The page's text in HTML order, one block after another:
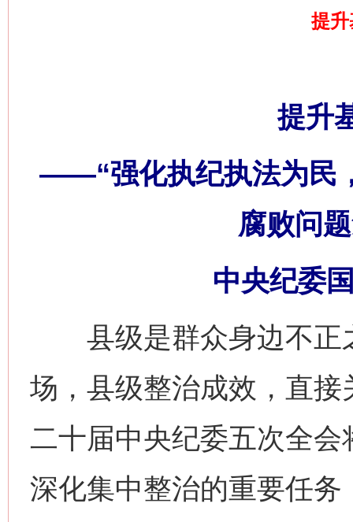
提
提升
——“强化执纪执法为民
腐败问
中央纪委
县级是群众身边不正
场，县级整治成效，直
二十届中央纪委五次全会
深化集中整治的重要任